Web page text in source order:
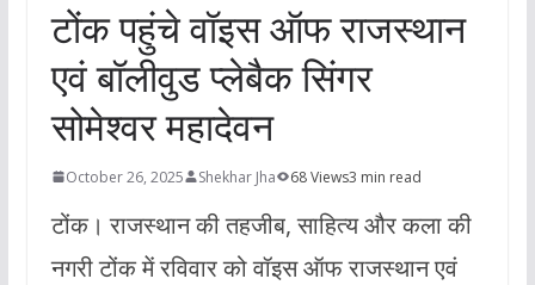
टोंक पहुंचे वॉइस ऑफ राजस्थान
एवं बॉलीवुड प्लेबैक सिंगर
सोमेश्वर महादेवन
October 26, 2025 Shekhar Jha 68 Views3 min read
टोंक। राजस्थान की तहजीब, साहित्य और कला की
नगरी टोंक में रविवार को वॉइस ऑफ राजस्थान एवं